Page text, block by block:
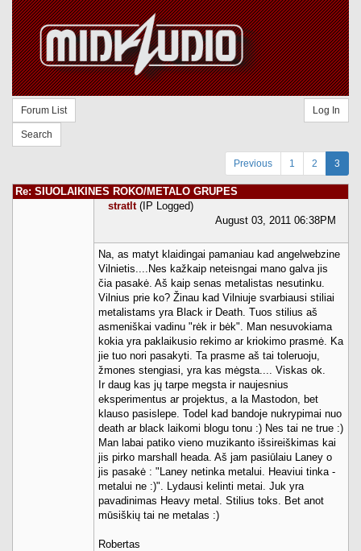
Forum List
Search
Log In
Previous 1 2 3
Re: SIUOLAIKINES ROKO/METALO GRUPES
stratlt (IP Logged)
August 03, 2011 06:38PM
Na, as matyt klaidingai pamaniau kad angelwebzine
Vilnietis....Nes kažkaip neteisngai mano galva jis
čia pasakė. Aš kaip senas metalistas nesutinku.
Vilnius prie ko? Žinau kad Vilniuje svarbiausi stiliai
metalistams yra Black ir Death. Tuos stilius aš
asmeniškai vadinu "rėk ir bėk". Man nesuvokiama
kokia yra paklaikusio rekimo ar kriokimo prasmė. Ka
jie tuo nori pasakyti. Ta prasme aš tai toleruoju,
žmones stengiasi, yra kas mėgsta.... Viskas ok.
Ir daug kas jų tarpe megsta ir naujesnius
eksperimentus ar projektus, a la Mastodon, bet
klauso pasislepe. Todel kad bandoje nukrypimai nuo
death ar black laikomi blogu tonu :) Nes tai ne true :)
Man labai patiko vieno muzikanto išsireiškimas kai
jis pirko marshall heada. Aš jam pasiūlaiu Laney o
jis pasakė : "Laney netinka metalui. Heaviui tinka -
metalui ne :)". Lydausi kelinti metai. Juk yra
pavadinimas Heavy metal. Stilius toks. Bet anot
mūsiškių tai ne metalas :)
Robertas